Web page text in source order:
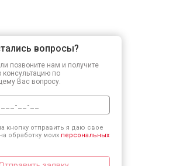
вопросы?
позвоните нам и получите
консультацию по
Вас вопросу.
кнопку отправить я даю свое
обработку моих персональных